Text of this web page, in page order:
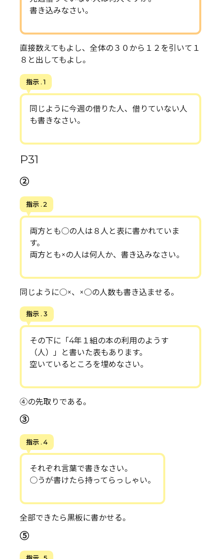
書き込みなさい。
直接数えてもよし、全体の３０から１２を引いて１
８と出してもよし。
指示 . 1
同じように今週の借りた人、借りていない人
も書きなさい。
P31
②
指示 . 2
両方とも○の人は８人と表に書かれていま
す。
両方とも×の人は何人か、書き込みなさい。
同じように○×、×○の人数も書き込ませる。
指示 . 3
その下に「4年１組の本の利用のようす
（人）」と書いた表もあります。
空いているところを埋めなさい。
④の先取りである。
③
指示 . 4
それぞれ言葉で書きなさい。
○うが書けたら持ってらっしゃい。
全部できたら黒板に書かせる。
⑤